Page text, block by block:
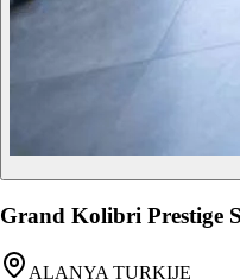
Grand Kolibri Prestige
ALANYA TURKIJE